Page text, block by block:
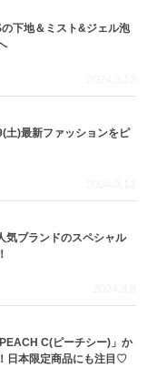
下地＆ミスト&ジェル泡
2024.3.13
土)最新ファッションをピ
2024.3.12
ブランドのスペシャル
2024.3.8
C(ピーチシー)」か
日本限定商品にも注目♡